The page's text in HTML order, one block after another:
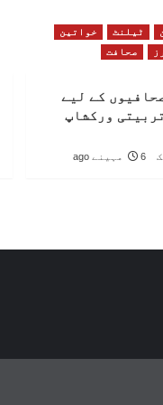
ٹیلنٹ
خواتین
صحافت
کے لیے
ورکشاپ
6 مہینے ago